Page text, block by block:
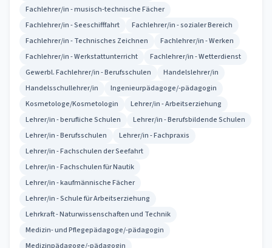
Fachlehrer/in - musisch-technische Fächer
Fachlehrer/in - Seeschifffahrt
Fachlehrer/in - sozialer Bereich
Fachlehrer/in - Technisches Zeichnen
Fachlehrer/in - Werken
Fachlehrer/in - Werkstattunterricht
Fachlehrer/in - Wetterdienst
Gewerbl. Fachlehrer/in - Berufsschulen
Handelslehrer/in
Handelsschullehrer/in
Ingenieurpädagoge/-pädagogin
Kosmetologe/Kosmetologin
Lehrer/in - Arbeitserziehung
Lehrer/in - berufliche Schulen
Lehrer/in - Berufsbildende Schulen
Lehrer/in - Berufsschulen
Lehrer/in - Fachpraxis
Lehrer/in - Fachschulen der Seefahrt
Lehrer/in - Fachschulen für Nautik
Lehrer/in - kaufmännische Fächer
Lehrer/in - Schule für Arbeitserziehung
Lehrkraft - Naturwissenschaften und Technik
Medizin- und Pflegepädagoge/-pädagogin
Medizinpädagoge/-pädagogin